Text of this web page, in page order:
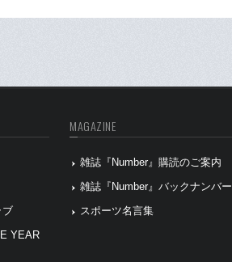
ブ
YEAR
MAGAZINE
雑誌『Number』購読のご案内
雑誌『Number』バックナンバー
スポーツ名言集